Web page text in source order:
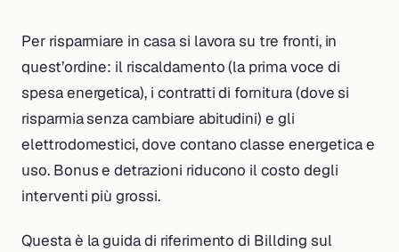
Per risparmiare in casa si lavora su tre fronti, in
quest’ordine: il riscaldamento (la prima voce di
spesa energetica), i contratti di fornitura (dove si
risparmia senza cambiare abitudini) e gli
elettrodomestici, dove contano classe energetica e
uso. Bonus e detrazioni riducono il costo degli
interventi più grossi.
Questa è la guida di riferimento di Billding sul